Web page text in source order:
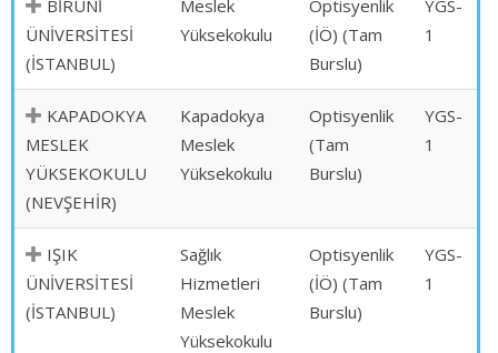
BİRUNİ
ÜNİVERSİTESİ
(İSTANBUL)
Meslek
Yüksekokulu
Optisyenlik
(İÖ) (Tam
Burslu)
YGS-
1
KAPADOKYA
MESLEK
YÜKSEKOKULU
(NEVŞEHİR)
Kapadokya
Meslek
Yüksekokulu
Optisyenlik
(Tam
Burslu)
YGS-
1
IŞIK
ÜNİVERSİTESİ
(İSTANBUL)
Sağlık
Hizmetleri
Meslek
Yüksekokulu
Optisyenlik
(İÖ) (Tam
Burslu)
YGS-
1